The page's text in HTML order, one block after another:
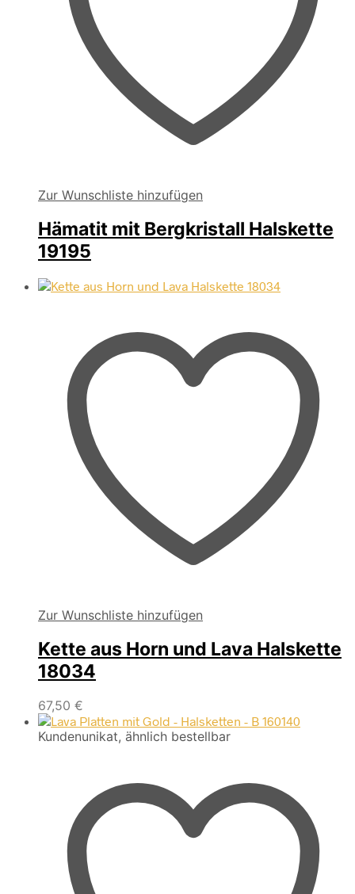
Zur Wunschliste hinzufügen
Hämatit mit Bergkristall Halskette
19195
Zur Wunschliste hinzufügen
Kette aus Horn und Lava Halskette
18034
67,50 €
Kundenunikat, ähnlich bestellbar